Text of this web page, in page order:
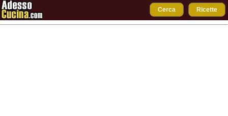
Cerca Ricette